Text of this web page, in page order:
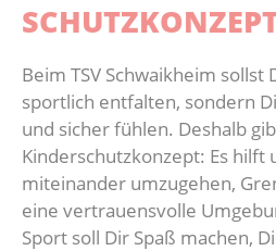
Kontakt
Anmeldeliste Rehasport
Kontakt
Volleyball
Basketball
Tischtennis
Ski und Snowboard
Geschäftsstelle
Mitglied werden
Sportstätten
Vereinsgaststätte
Beim TSV Schwaikheim sollst
sportlich entfalten, sondern
und sicher fühlen. Deshalb
Kinderschutzkonzept: Es hilft
miteinander umzugehen,
eine vertrauensvolle
Sport soll Dir Spaß machen,